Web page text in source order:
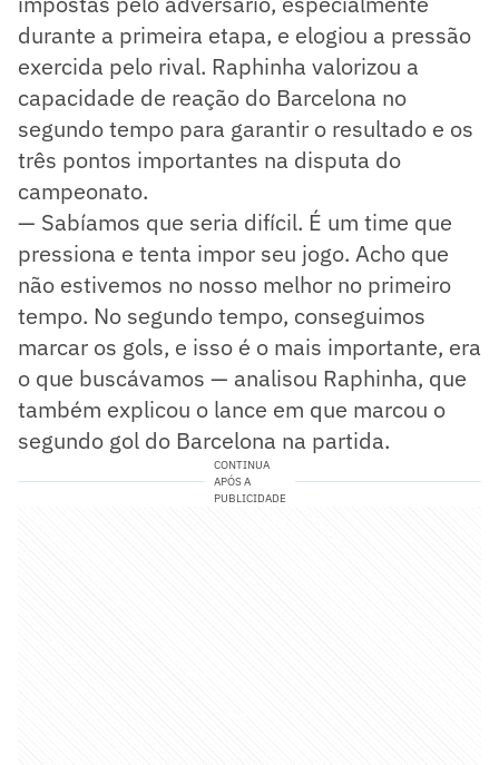
durante a primeira etapa, e elogiou a pressão
exercida pelo rival. Raphinha valorizou a
capacidade de reação do Barcelona no
segundo tempo para garantir o resultado e os
três pontos importantes na disputa do
campeonato.
— Sabíamos que seria difícil. É um time que
pressiona e tenta impor seu jogo. Acho que
não estivemos no nosso melhor no primeiro
tempo. No segundo tempo, conseguimos
marcar os gols, e isso é o mais importante, era
o que buscávamos — analisou Raphinha, que
também explicou o lance em que marcou o
segundo gol do Barcelona na partida.
CONTINUA
APÓS A
PUBLICIDADE